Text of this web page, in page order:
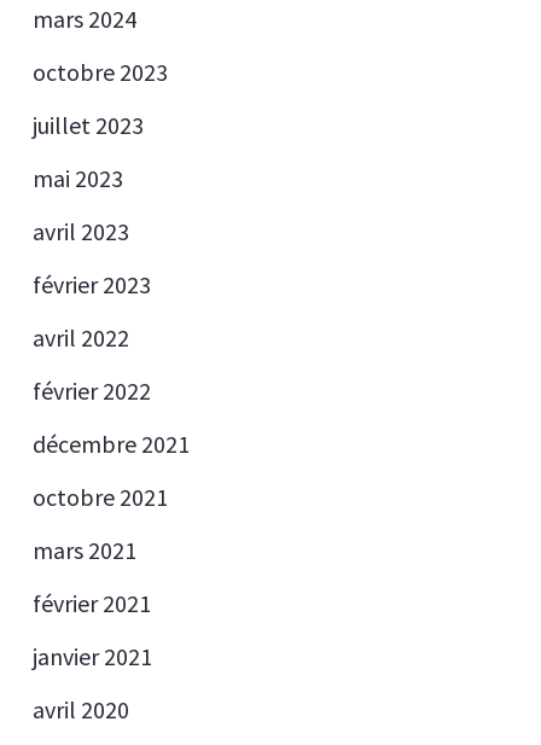
mars 2024
octobre 2023
juillet 2023
mai 2023
avril 2023
février 2023
avril 2022
février 2022
décembre 2021
octobre 2021
mars 2021
février 2021
janvier 2021
avril 2020